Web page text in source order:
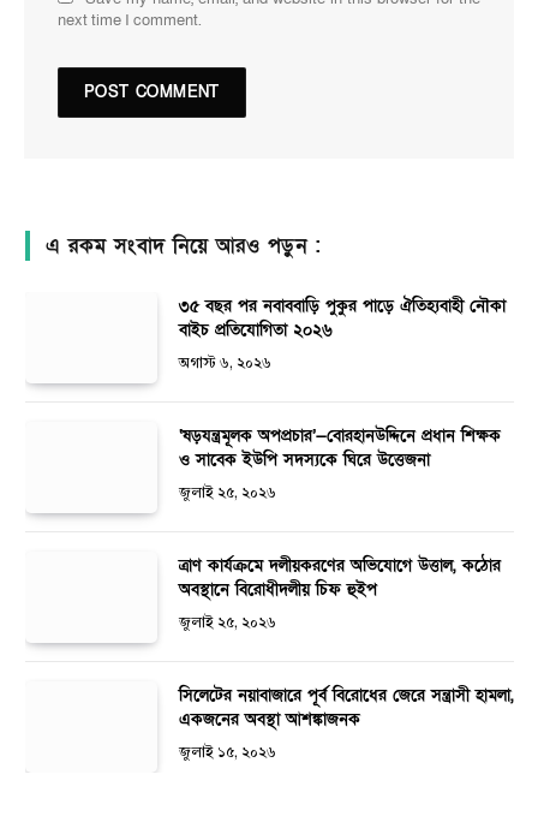
next time I comment.
এ রকম সংবাদ নিয়ে আরও পড়ুন :
৩৫ বছর পর নবাববাড়ি পুকুর পাড়ে ঐতিহ্যবাহী নৌকা
বাইচ প্রতিযোগিতা ২০২৬
অগাস্ট ৬, ২০২৬
‘ষড়যন্ত্রমূলক অপপ্রচার’—বোরহানউদ্দিনে প্রধান শিক্ষক
ও সাবেক ইউপি সদস্যকে ঘিরে উত্তেজনা
জুলাই ২৫, ২০২৬
ত্রাণ কার্যক্রমে দলীয়করণের অভিযোগে উত্তাল, কঠোর
অবস্থানে বিরোধীদলীয় চিফ হুইপ
জুলাই ২৫, ২০২৬
সিলেটের নয়াবাজারে পূর্ব বিরোধের জেরে সন্ত্রাসী হামলা,
একজনের অবস্থা আশঙ্কাজনক
জুলাই ১৫, ২০২৬